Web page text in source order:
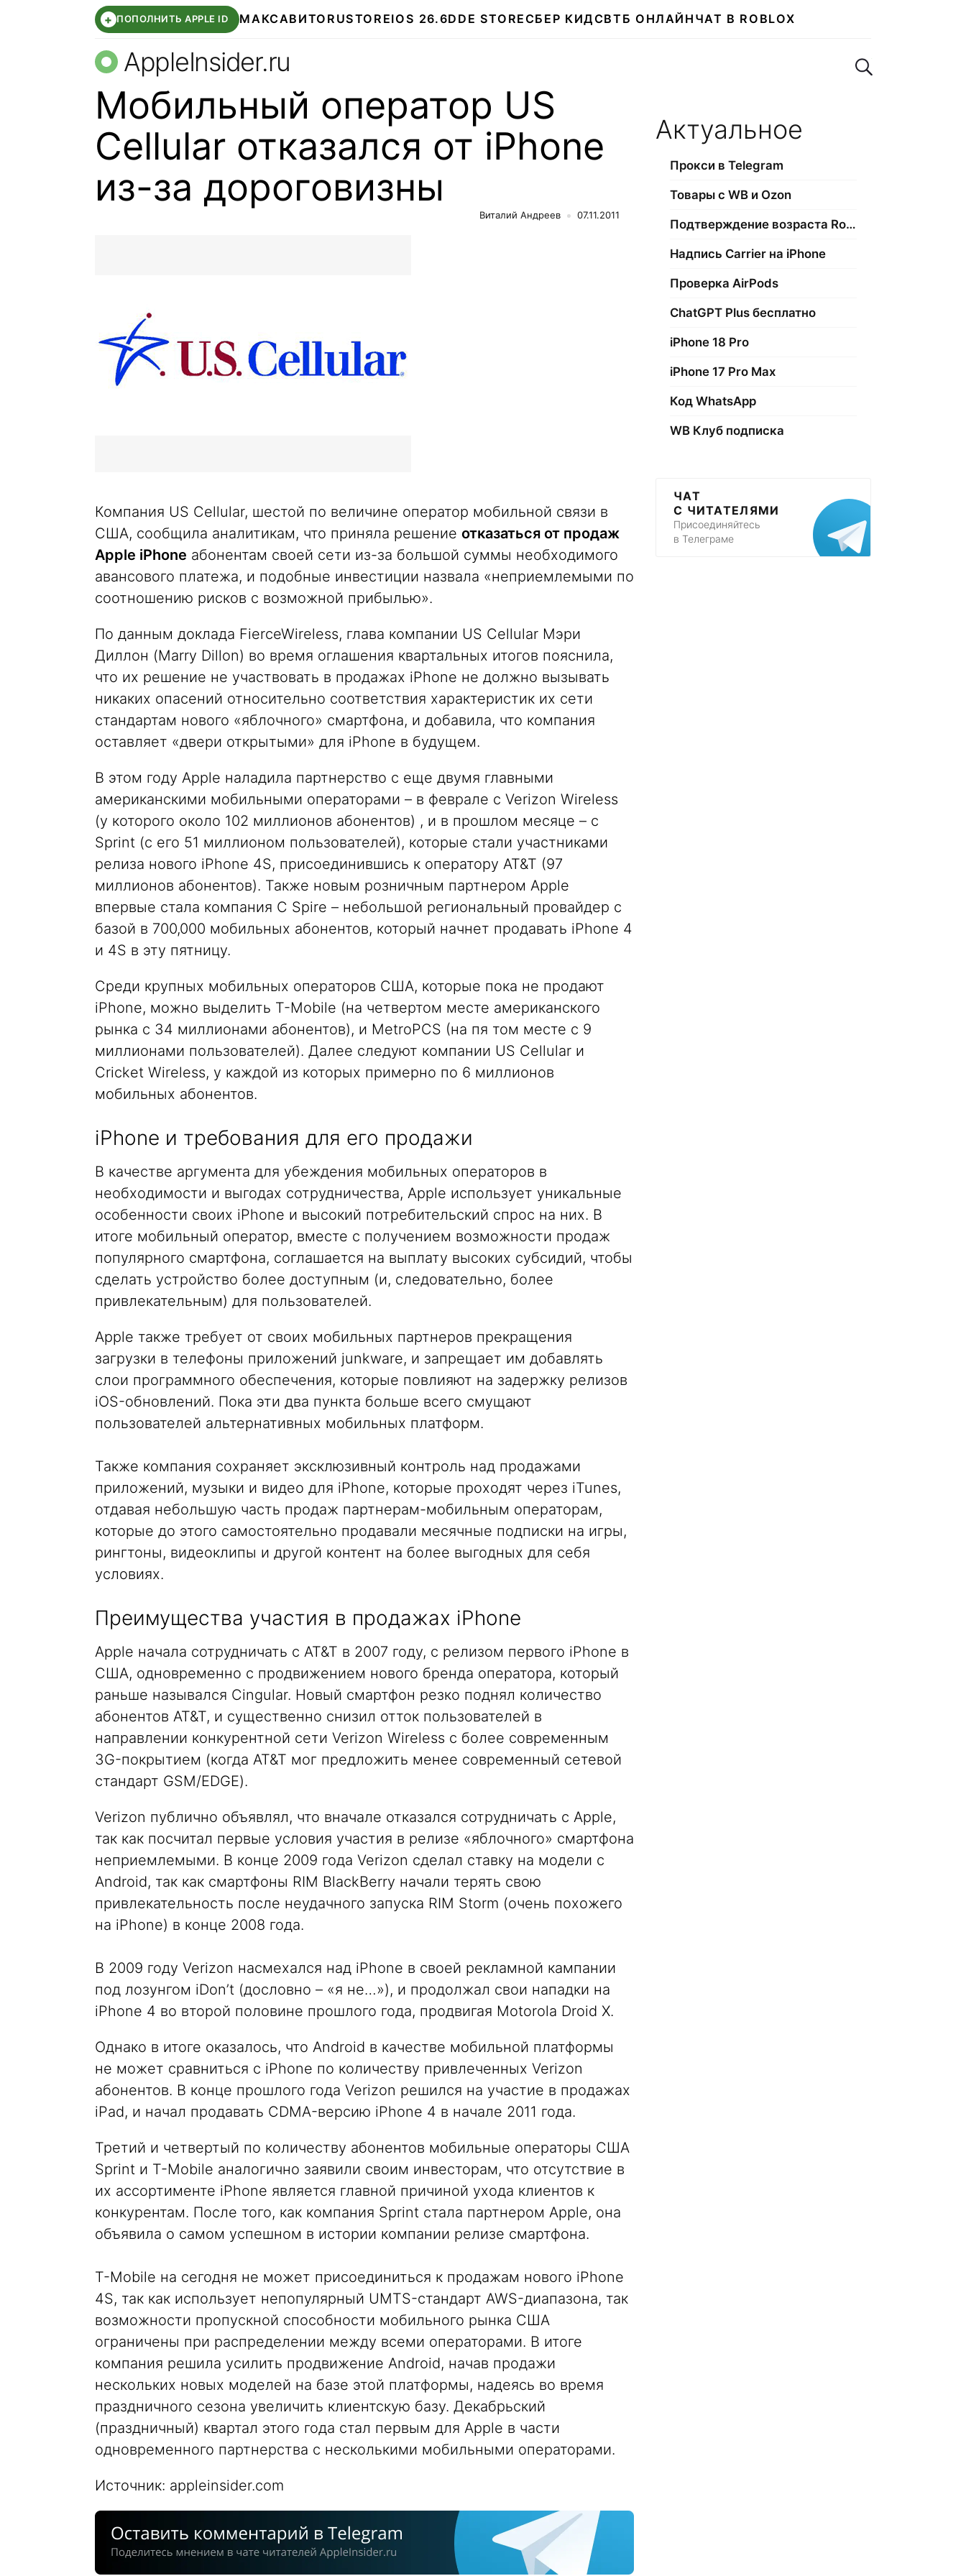
+ ПОПОЛНИТЬ APPLE ID МАКСАВИТО RUSTOREIOS 26.6DDE STORE СБЕР КИДСВТБ ОНЛАЙН ЧАТ В ROBLOX
AppleInsider.ru Поиск по сайту
Мобильный оператор US
Cellular отказался от iPhone
из-за дороговизны
Виталий Андреев 07.11.2011
Компания US Cellular, шестой по величине оператор мобильной связи в
США, сообщила аналитикам, что приняла решение отказаться от продаж
Apple iPhone абонентам своей сети из-за большой суммы необходимого
авансового платежа, и подобные инвестиции назвала «неприемлемыми по
соотношению рисков с возможной прибылью».
По данным доклада FierceWireless, глава компании US Cellular Мэри
Диллон (Marry Dillon) во время оглашения квартальных итогов пояснила,
что их решение не участвовать в продажах iPhone не должно вызывать
никаких опасений относительно соответствия характеристик их сети
стандартам нового «яблочного» смартфона, и добавила, что компания
оставляет «двери открытыми» для iPhone в будущем.
В этом году Apple наладила партнерство с еще двумя главными
американскими мобильными операторами – в феврале с Verizon Wireless
(у которого около 102 миллионов абонентов) , и в прошлом месяце – с
Sprint (с его 51 миллионом пользователей), которые стали участниками
релиза нового iPhone 4S, присоединившись к оператору AT&T (97
миллионов абонентов). Также новым розничным партнером Apple
впервые стала компания C Spire – небольшой региональный провайдер с
базой в 700,000 мобильных абонентов, который начнет продавать iPhone 4
и 4S в эту пятницу.
Среди крупных мобильных операторов США, которые пока не продают
iPhone, можно выделить T-Mobile (на четвертом месте американского
рынка с 34 миллионами абонентов), и MetroPCS (на пя том месте с 9
миллионами пользователей). Далее следуют компании US Cellular и
Cricket Wireless, у каждой из которых примерно по 6 миллионов
мобильных абонентов.
iPhone и требования для его продажи
В качестве аргумента для убеждения мобильных операторов в
необходимости и выгодах сотрудничества, Apple использует уникальные
особенности своих iPhone и высокий потребительский спрос на них. В
итоге мобильный оператор, вместе с получением возможности продаж
популярного смартфона, соглашается на выплату высоких субсидий, чтобы
сделать устройство более доступным (и, следовательно, более
привлекательным) для пользователей.
Apple также требует от своих мобильных партнеров прекращения
загрузки в телефоны приложений junkware, и запрещает им добавлять
слои программного обеспечения, которые повлияют на задержку релизов
iOS-обновлений. Пока эти два пункта больше всего смущают
пользователей альтернативных мобильных платформ.
Также компания сохраняет эксклюзивный контроль над продажами
приложений, музыки и видео для iPhone, которые проходят через iTunes,
отдавая небольшую часть продаж партнерам-мобильным операторам,
которые до этого самостоятельно продавали месячные подписки на игры,
рингтоны, видеоклипы и другой контент на более выгодных для себя
условиях.
Преимущества участия в продажах iPhone
Apple начала сотрудничать с AT&T в 2007 году, с релизом первого iPhone в
США, одновременно с продвижением нового бренда оператора, который
раньше назывался Cingular. Новый смартфон резко поднял количество
абонентов AT&T, и существенно снизил отток пользователей в
направлении конкурентной сети Verizon Wireless с более современным
3G-покрытием (когда AT&T мог предложить менее современный сетевой
стандарт GSM/EDGE).
Verizon публично объявлял, что вначале отказался сотрудничать с Apple,
так как посчитал первые условия участия в релизе «яблочного» смартфона
неприемлемыми. В конце 2009 года Verizon сделал ставку на модели с
Android, так как смартфоны RIM BlackBerry начали терять свою
привлекательность после неудачного запуска RIM Storm (очень похожего
на iPhone) в конце 2008 года.
В 2009 году Verizon насмехался над iPhone в своей рекламной кампании
под лозунгом iDon’t (дословно – «я не…»), и продолжал свои нападки на
iPhone 4 во второй половине прошлого года, продвигая Motorola Droid X.
Однако в итоге оказалось, что Android в качестве мобильной платформы
не может сравниться с iPhone по количеству привлеченных Verizon
абонентов. В конце прошлого года Verizon решился на участие в продажах
iPad, и начал продавать CDMA-версию iPhone 4 в начале 2011 года.
Третий и четвертый по количеству абонентов мобильные операторы США
Sprint и T-Mobile аналогично заявили своим инвесторам, что отсутствие в
их ассортименте iPhone является главной причиной ухода клиентов к
конкурентам. После того, как компания Sprint стала партнером Apple, она
объявила о самом успешном в истории компании релизе смартфона.
T-Mobile на сегодня не может присоединиться к продажам нового iPhone
4S, так как использует непопулярный UMTS-стандарт AWS-диапазона, так
возможности пропускной способности мобильного рынка США
ограничены при распределении между всеми операторами. В итоге
компания решила усилить продвижение Android, начав продажи
нескольких новых моделей на базе этой платформы, надеясь во время
праздничного сезона увеличить клиентскую базу. Декабрьский
(праздничный) квартал этого года стал первым для Apple в части
одновременного партнерства с несколькими мобильными операторами.
Источник: appleinsider.com
Актуальное
Прокси в Telegram
Товары с WB и Ozon
Подтверждение возраста Roblox
Надпись Carrier на iPhone
Проверка AirPods
ChatGPT Plus бесплатно
iPhone 18 Pro
iPhone 17 Pro Max
Код WhatsApp
WB Клуб подписка
ЧАТ
С ЧИТАТЕЛЯМИ
Присоединяйтесь
в Телеграме